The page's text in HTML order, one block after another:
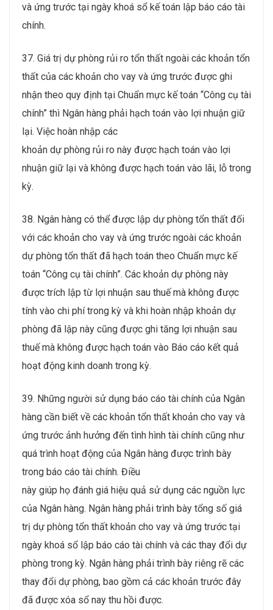
và ứng trước tại ngày khoá sổ kế toán lập báo cáo tài
chính.
37. Giá trị dự phòng rủi ro tổn thất ngoài các khoản tổn
thất của các khoản cho vay và ứng trước được ghi
nhận theo quy định tại Chuẩn mực kế toán “Công cụ tài
chính” thì Ngân hàng phải hạch toán vào lợi nhuận giữ
lại. Việc hoàn nhập các
khoản dự phòng rủi ro này được hạch toán vào lợi
nhuận giữ lại và không được hạch toán vào lãi, lỗ trong
kỳ.
38. Ngân hàng có thể được lập dự phòng tổn thất đối
với các khoản cho vay và ứng trước ngoài các khoản
dự phòng tổn thất đã hạch toán theo Chuẩn mực kế
toán “Công cụ tài chính”. Các khoản dự phòng này
được trích lập từ lợi nhuận sau thuế mà không được
tính vào chi phí trong kỳ và khi hoàn nhập khoản dự
phòng đã lập này cũng được ghi tăng lợi nhuận sau
thuế mà không được hạch toán vào Báo cáo kết quả
hoạt động kinh doanh trong kỳ.
39. Những người sử dụng báo cáo tài chính của Ngân
hàng cần biết về các khoản tổn thất khoản cho vay và
ứng trước ảnh hưởng đến tình hình tài chính cũng như
quá trình hoạt động của Ngân hàng được trình bày
trong báo cáo tài chính. Điều
này giúp họ đánh giá hiệu quả sử dụng các nguồn lực
của Ngân hàng. Ngân hàng phải trình bày tổng số giá
trị dự phòng tổn thất khoản cho vay và ứng trước tại
ngày khoá sổ lập báo cáo tài chính và các thay đổi dự
phòng trong kỳ. Ngân hàng phải trình bày riêng rẽ các
thay đổi dự phòng, bao gồm cả các khoản trước đây
đã được xóa sổ nay thu hồi được.